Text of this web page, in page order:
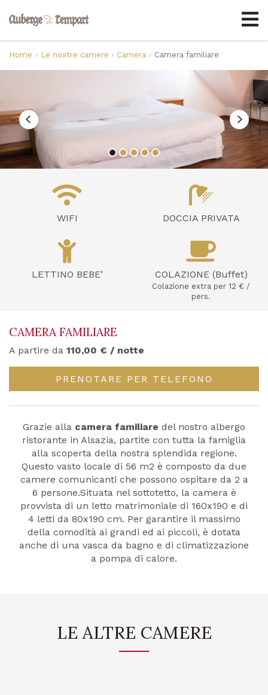
Home Le nostre camere Camera Camera familiare
WIFI DOCCIA PRIVATA
LETTINO BEBE’ COLAZIONE (Buffet)
Colazione extra per 12 € /
pers.
CAMERA FAMILIARE
A partire da 110,00 € / notte
PRENOTARE PER TELEFONO
Grazie alla camera familiare del nostro albergo
ristorante in Alsazia, partite con tutta la famiglia
alla scoperta della nostra splendida regione.
Questo vasto locale di 56 m2 è composto da due
camere comunicanti che possono ospitare da 2 a
6 persone.Situata nel sottotetto, la camera è
provvista di un letto matrimoniale di 160x190 e di
4 letti da 80x190 cm. Per garantire il massimo
della comodità ai grandi ed ai piccoli, è dotata
anche di una vasca da bagno e di climatizzazione
a pompa di calore.
LE ALTRE CAMERE